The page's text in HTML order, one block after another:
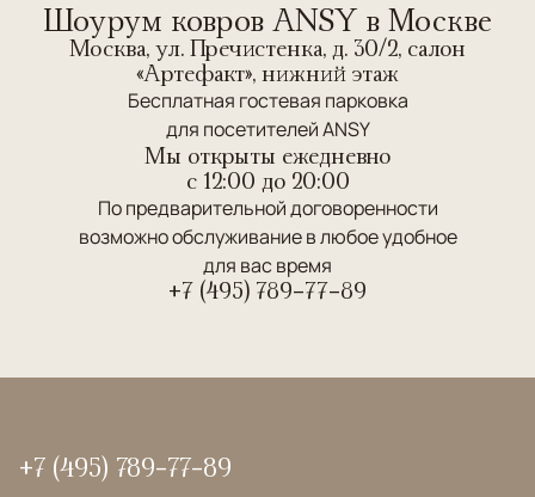
Шоурум ковров ANSY в Москве
Москва, ул. Пречистенка, д. 30/2, салон
«Артефакт», нижний этаж
Бесплатная гостевая парковка
для посетителей ANSY
Мы открыты ежедневно
c 12:00 до 20:00
По предварительной договоренности
возможно обслуживание в любое удобное
для вас время
+7 (495) 789-77-89
+7 (495) 789-77-89